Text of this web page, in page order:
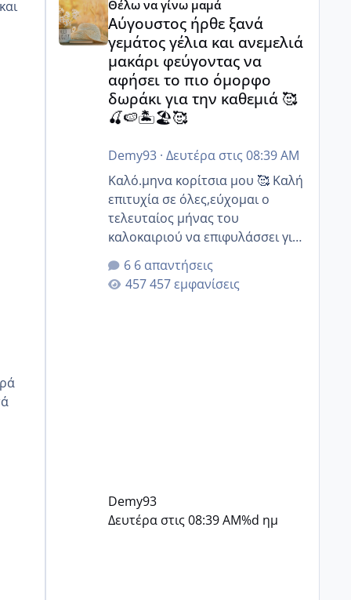
στοχευμένα;;
Θέλω να γίνω μαμά
Αύγουστος ήρθε ξανά
γεμάτος γέλια και ανεμελιά
μακάρι φεύγοντας να
αφήσει το πιο όμορφο
δωράκι για την καθεμιά 🥰
🍒🍉🏝️🏖️🥰
Demy93· Δευτέρα στις 08:39 AM
Καλό.μηνα κορίτσια μου 🥰 Καλή
επιτυχία σε όλες,εύχομαι ο
τελευταίος μήνας του
καλοκαιριού να επιφυλάσσει για
όλες σας την πιο όμορφη
έκπληξη 🧿 @Elk @Melikara86
@Παρασκευαιδου @Zenia z
6 απαντήσεις
457 εμφανίσεις
Demy93
Δευτέρα στις 08:39 AM%d ημ